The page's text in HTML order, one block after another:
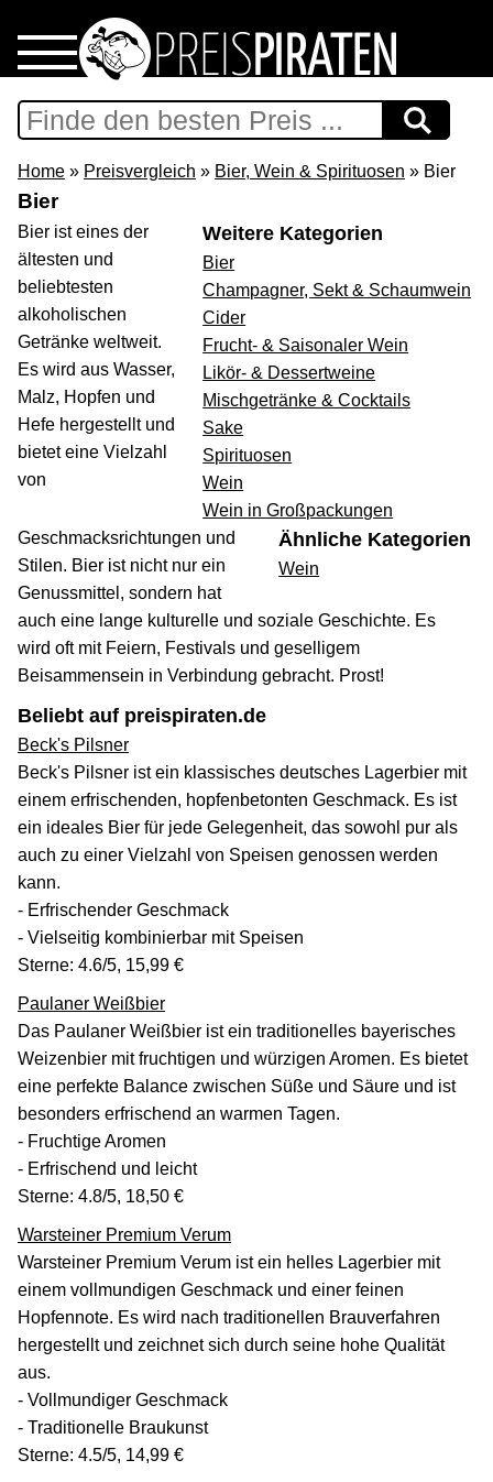
Home
Download
Preispiraten auf Facebook
Support & Newsletter
Presse
Datenschutz
Impressum
Home » Preisvergleich » Bier, Wein & Spirituosen » Bier
Bier
Weitere Kategorien
Bier
Champagner, Sekt & Schaumwein
Cider
Frucht- & Saisonaler Wein
Likör- & Dessertweine
Mischgetränke & Cocktails
Sake
Spirituosen
Wein
Wein in Großpackungen
Ähnliche Kategorien
Wein
Bier ist eines der
ältesten und
beliebtesten
alkoholischen
Getränke weltweit.
Es wird aus Wasser,
Malz, Hopfen und
Hefe hergestellt und
bietet eine Vielzahl
von
Geschmacksrichtungen und
Stilen. Bier ist nicht nur ein
Genussmittel, sondern hat
auch eine lange kulturelle und soziale Geschichte. Es
wird oft mit Feiern, Festivals und geselligem
Beisammensein in Verbindung gebracht. Prost!
Beliebt auf preispiraten.de
Beck's Pilsner
Beck's Pilsner ist ein klassisches deutsches Lagerbier mit
einem erfrischenden, hopfenbetonten Geschmack. Es ist
ein ideales Bier für jede Gelegenheit, das sowohl pur als
auch zu einer Vielzahl von Speisen genossen werden
kann.
- Erfrischender Geschmack
- Vielseitig kombinierbar mit Speisen
Sterne: 4.6/5, 15,99 €
Paulaner Weißbier
Das Paulaner Weißbier ist ein traditionelles bayerisches
Weizenbier mit fruchtigen und würzigen Aromen. Es bietet
eine perfekte Balance zwischen Süße und Säure und ist
besonders erfrischend an warmen Tagen.
- Fruchtige Aromen
- Erfrischend und leicht
Sterne: 4.8/5, 18,50 €
Warsteiner Premium Verum
Warsteiner Premium Verum ist ein helles Lagerbier mit
einem vollmundigen Geschmack und einer feinen
Hopfennote. Es wird nach traditionellen Brauverfahren
hergestellt und zeichnet sich durch seine hohe Qualität
aus.
- Vollmundiger Geschmack
- Traditionelle Braukunst
Sterne: 4.5/5, 14,99 €